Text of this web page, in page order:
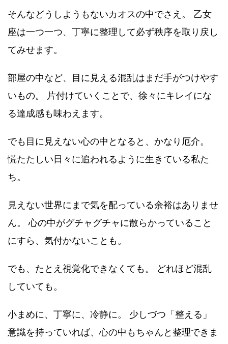
そんなどうしようもないカオスの中でさえ。 乙女
座は一つ一つ、丁寧に整理して必ず秩序を取り戻し
てみせます。
部屋の中など、目に見える混乱はまだ手がつけやす
いもの。 片付けていくことで、徐々にキレイにな
る達成感も味わえます。
でも目に見えない心の中となると、かなり厄介。
慌たたしい日々に追われるように生きている私た
ち。
見えない世界にまで気を配っている余裕はありませ
ん。 心の中がグチャグチャに散らかっていること
にすら、気付かないことも。
でも、たとえ視覚化できなくても。 どれほど混乱
していても。
小まめに、丁寧に、冷静に。 少しづつ「整える」
意識を持っていれば、心の中もちゃんと整理できま